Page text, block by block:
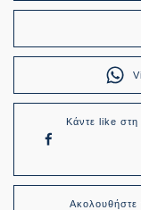
Κάντε like στη
Ακολουθήστε